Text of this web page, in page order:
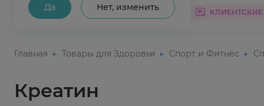
Да Нет, изменить
КАТАЛОГ АКЦИИ
Главная Товары для Здоровья Спорт и Фитнес
Креатин